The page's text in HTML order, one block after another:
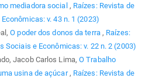
mediadora social , Raízes: Revista de
v. 43 n. 1 (2023)
O poder dos donos da terra , Raízes:
Sociais e Econômicas: v. 22 n. 2 (2003)
Jacob Carlos Lima,O Trabalho
usina de açúcar , Raízes: Revista de